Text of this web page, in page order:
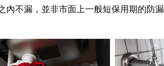
不漏，並非市面上一般短保用期的防漏